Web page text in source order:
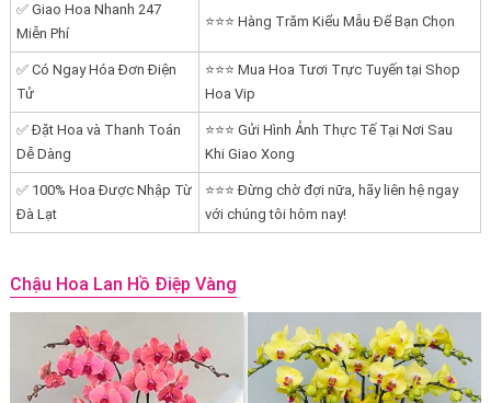
✅ Giao Hoa Nhanh 247
Miễn Phí
⭐⭐⭐ Hàng Trăm Kiểu Mẫu Để Bạn Chọn
✅ Có Ngay Hóa Đơn Điện
Tử
⭐⭐⭐ Mua Hoa Tươi Trực Tuyến tại Shop
Hoa Vip
✅ Đặt Hoa và Thanh Toán
Dễ Dàng
⭐⭐⭐ Gửi Hình Ảnh Thực Tế Tại Nơi Sau
Khi Giao Xong
✅ 100% Hoa Được Nhập Từ
Đà Lạt
⭐⭐⭐ Đừng chờ đợi nữa, hãy liên hệ ngay
với chúng tôi hôm nay!
Chậu Hoa Lan Hồ Điệp Vàng